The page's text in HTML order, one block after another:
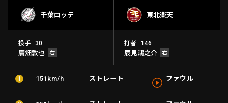
利用規約 プライバシーポリシー
よくある質問
千葉ロッテ 東北楽天
投手 30
廣畑敦也
打者 146
辰見鴻之介
1 151km/h ストレート ファウル